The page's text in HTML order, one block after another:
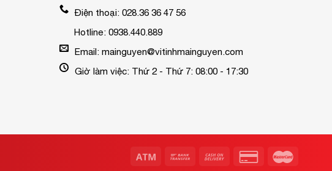
Điện thoại: 028.36 36 47 56
Hotline: 0938.440.889
Email: mainguyen@vitinhmainguyen.com
Giờ làm việc: Thứ 2 - Thứ 7: 08:00 - 17:30